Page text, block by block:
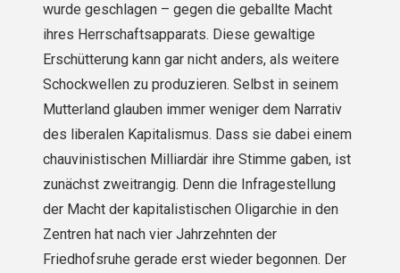
wurde geschlagen – gegen die geballte Macht
ihres Herrschaftsapparats. Diese gewaltige
Erschütterung kann gar nicht anders, als weitere
Schockwellen zu produzieren. Selbst in seinem
Mutterland glauben immer weniger dem Narrativ
des liberalen Kapitalismus. Dass sie dabei einem
chauvinistischen Milliardär ihre Stimme gaben, ist
zunächst zweitrangig. Denn die Infragestellung
der Macht der kapitalistischen Oligarchie in den
Zentren hat nach vier Jahrzehnten der
Friedhofsruhe gerade erst wieder begonnen. Der